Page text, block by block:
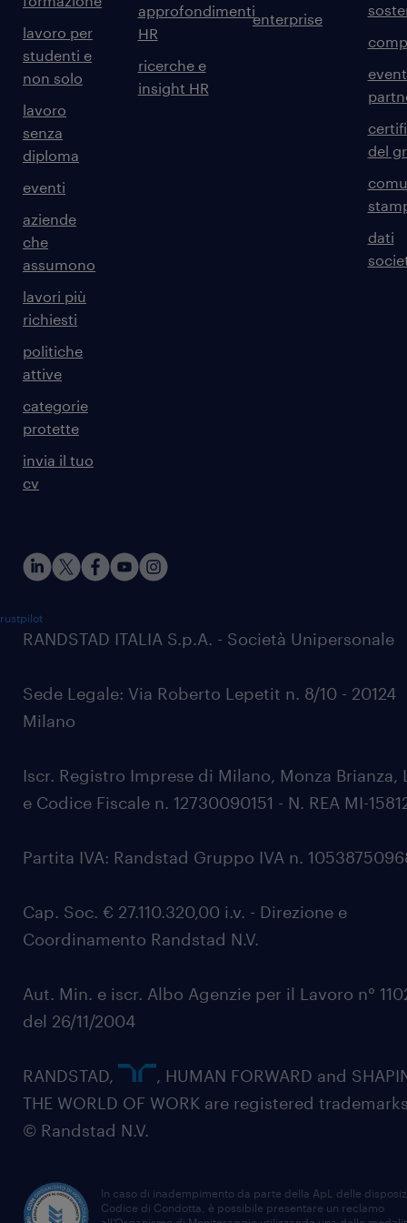
lavoro per
studenti e
non solo
lavoro
senza
diploma
eventi
aziende
che
assumono
lavori più
richiesti
politiche
attive
categorie
protette
invia il tuo
cv
approfondimenti
HR
ricerche e
insight HR
enterprise
del
dati
RANDSTAD ITALIA S.p.A. - Società Unipersonale
Sede Legale: Via Roberto Lepetit n. 8/10 - 20124
Milano
Iscr. Registro Imprese di Milano, Monza Brianza,
e Codice Fiscale n. 12730090151 - N. REA MI-
Partita IVA: Randstad Gruppo IVA n.
Cap. Soc. € 27.110.320,00 i.v. - Direzione e
Coordinamento Randstad N.V.
Aut. Min. e iscr. Albo Agenzie per il Lavoro n°
del 26/11/2004
RANDSTAD,
, HUMAN FORWARD and
THE WORLD OF WORK are registered
© Randstad N.V.
In caso di inadempimento da parte della ApL delle
Codice di Condotta, è possibile presentare un reclamo